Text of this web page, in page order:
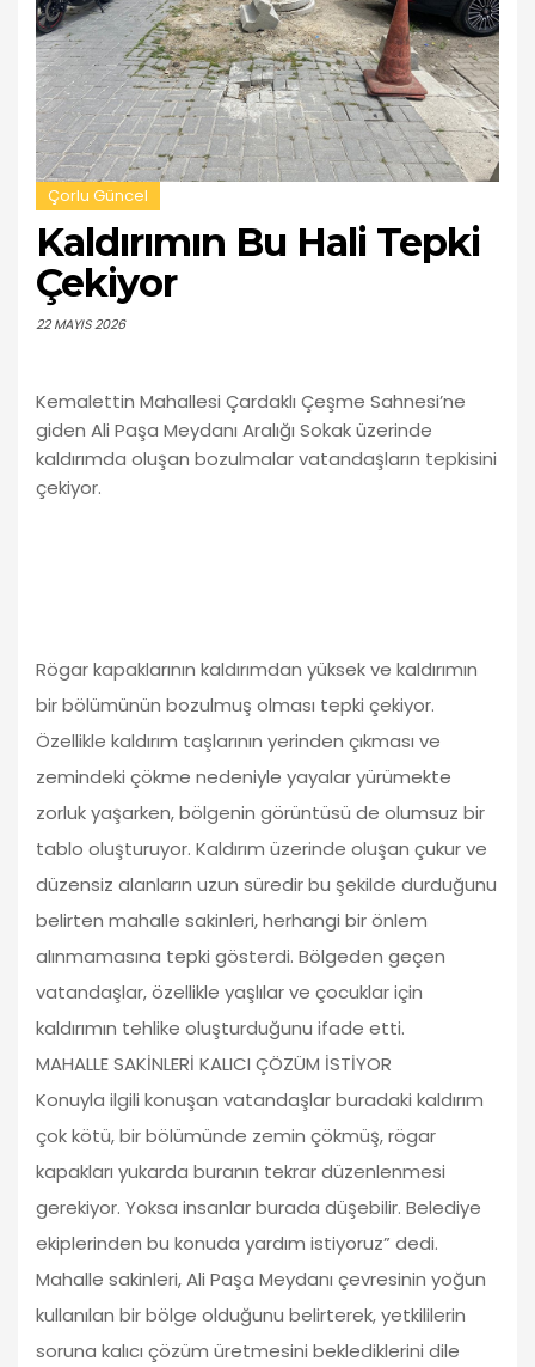
Çorlu Güncel
Kaldırımın Bu Hali Tepki
Çekiyor
22 MAYIS 2026
Kemalettin Mahallesi Çardaklı Çeşme Sahnesi’ne
giden Ali Paşa Meydanı Aralığı Sokak üzerinde
kaldırımda oluşan bozulmalar vatandaşların tepkisini
çekiyor.
Rögar kapaklarının kaldırımdan yüksek ve kaldırımın
bir bölümünün bozulmuş olması tepki çekiyor.
Özellikle kaldırım taşlarının yerinden çıkması ve
zemindeki çökme nedeniyle yayalar yürümekte
zorluk yaşarken, bölgenin görüntüsü de olumsuz bir
tablo oluşturuyor. Kaldırım üzerinde oluşan çukur ve
düzensiz alanların uzun süredir bu şekilde durduğunu
belirten mahalle sakinleri, herhangi bir önlem
alınmamasına tepki gösterdi. Bölgeden geçen
vatandaşlar, özellikle yaşlılar ve çocuklar için
kaldırımın tehlike oluşturduğunu ifade etti.
MAHALLE SAKİNLERİ KALICI ÇÖZÜM İSTİYOR
Konuyla ilgili konuşan vatandaşlar buradaki kaldırım
çok kötü, bir bölümünde zemin çökmüş, rögar
kapakları yukarda buranın tekrar düzenlenmesi
gerekiyor. Yoksa insanlar burada düşebilir. Belediye
ekiplerinden bu konuda yardım istiyoruz” dedi.
Mahalle sakinleri, Ali Paşa Meydanı çevresinin yoğun
kullanılan bir bölge olduğunu belirterek, yetkililerin
soruna kalıcı çözüm üretmesini beklediklerini dile